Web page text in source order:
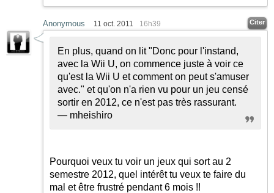
Anonymous 11 oct. 2011 16h39 Citer
En plus, quand on lit "Donc pour l'instand,
avec la Wii U, on commence juste à voir ce
qu'est la Wii U et comment on peut s'amuser
avec." et qu'on n'a rien vu pour un jeu censé
sortir en 2012, ce n'est pas très rassurant.
— mheishiro
Pourquoi veux tu voir un jeux qui sort au 2
semestre 2012, quel intérêt tu veux te faire du
mal et être frustré pendant 6 mois !!